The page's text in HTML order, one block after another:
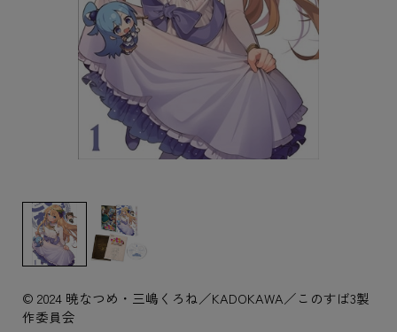
© 2024 暁なつめ・三嶋くろね／KADOKAWA／このすば3製
作委員会